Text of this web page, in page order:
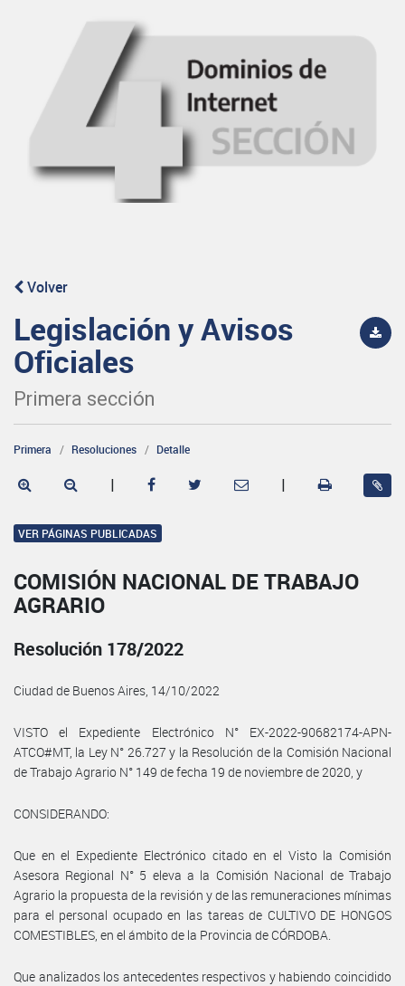
Volver
Legislación y Avisos
Oficiales
Primera sección
Primera Resoluciones Detalle
| |
VER PÁGINAS PUBLICADAS
COMISIÓN NACIONAL DE TRABAJO
AGRARIO
Resolución 178/2022
Ciudad de Buenos Aires, 14/10/2022
VISTO el Expediente Electrónico N° EX-2022-90682174-APN-
ATCO#MT, la Ley N° 26.727 y la Resolución de la Comisión Nacional
de Trabajo Agrario N° 149 de fecha 19 de noviembre de 2020, y
CONSIDERANDO:
Que en el Expediente Electrónico citado en el Visto la Comisión
Asesora Regional N° 5 eleva a la Comisión Nacional de Trabajo
Agrario la propuesta de la revisión y de las remuneraciones mínimas
para el personal ocupado en las tareas de CULTIVO DE HONGOS
COMESTIBLES, en el ámbito de la Provincia de CÓRDOBA.
Que analizados los antecedentes respectivos y habiendo coincidido